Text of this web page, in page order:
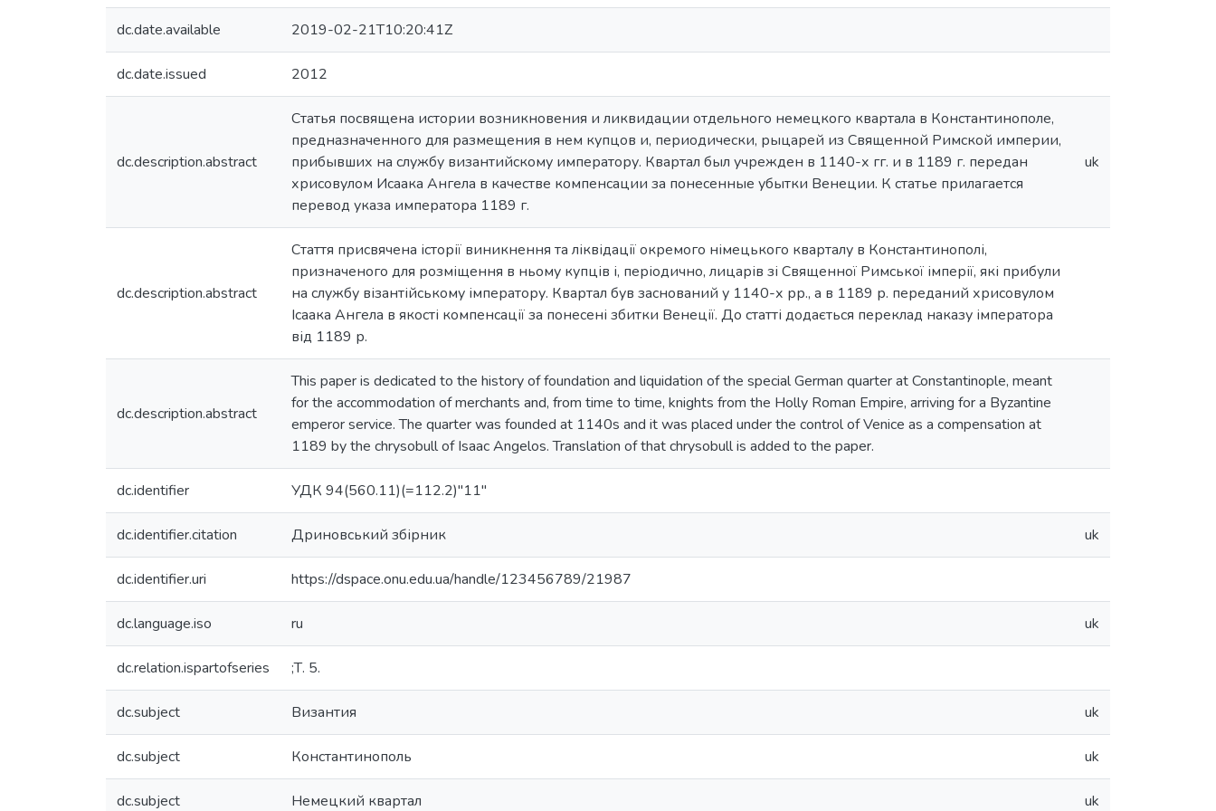
dc.date.available 2019-02-21T10:20:41Z
dc.date.issued 2012
dc.description.abstract
Статья посвящена истории возникновения и ликвидации отдельного немецкого квартала в Константинополе,
предназначенного для размещения в нем купцов и, периодически, рыцарей из Священной Римской империи,
прибывших на службу византийскому императору. Квартал был учрежден в 1140-х гг. и в 1189 г. передан
хрисовулом Исаака Ангела в качестве компенсации за понесенные убытки Венеции. К статье прилагается
перевод указа императора 1189 г.
uk
dc.description.abstract
Стаття присвячена історії виникнення та ліквідації окремого німецького кварталу в Константинополі,
призначеного для розміщення в ньому купців і, періодично, лицарів зі Священної Римської імперії, які прибули
на службу візантійському імператору. Квартал був заснований у 1140-х рр., а в 1189 р. переданий хрисовулом
Ісаака Ангела в якості компенсації за понесені збитки Венеції. До статті додається переклад наказу імператора
від 1189 р.
dc.description.abstract
This paper is dedicated to the history of foundation and liquidation of the special German quarter at Constantinople, meant
for the accommodation of merchants and, from time to time, knights from the Holly Roman Empire, arriving for a Byzantine
emperor service. The quarter was founded at 1140s and it was placed under the control of Venice as a compensation at
1189 by the chrysobull of Isaac Angelos. Translation of that chrysobull is added to the paper.
dc.identifier УДК 94(560.11)(=112.2)"11"
dc.identifier.citation Дриновський збірник uk
dc.identifier.uri https://dspace.onu.edu.ua/handle/123456789/21987
dc.language.iso ru uk
dc.relation.ispartofseries ;Т. 5.
dc.subject Византия uk
dc.subject Константинополь uk
dc.subject Немецкий квартал uk